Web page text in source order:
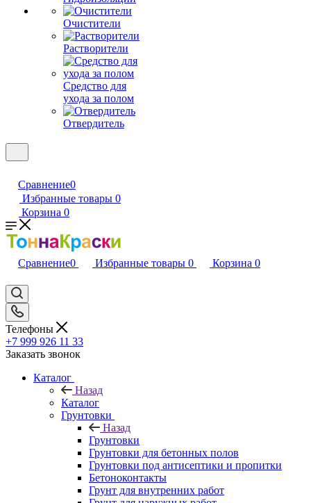
Очистители
Растворители
Средство для
ухода за полом
Отвердитель
Сравнение0
Избранные товары 0
Корзина 0
Сравнение0 Избранные товары 0 Корзина 0
Телефоны
+7 999 926 11 33
Заказать звонок
Каталог
Назад
Каталог
Грунтовки
Назад
Грунтовки
Грунтовки для бетонных полов
Грунтовки под антисептики и пропитки
Бетоноконтакты
Грунт для внутренних работ